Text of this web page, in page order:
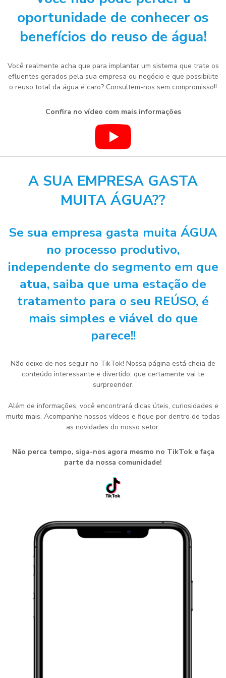
oportunidade de conhecer os
benefícios do reuso de água!
Você realmente acha que para implantar um sistema que trate os
efluentes gerados pela sua empresa ou negócio e que possibilite
o reuso total da água é caro? Consultem-nos sem compromisso!!
Confira no vídeo com mais informações
A SUA EMPRESA GASTA
MUITA ÁGUA??
Se sua empresa gasta muita ÁGUA
no processo produtivo,
independente do segmento em que
atua, saiba que uma estação de
tratamento para o seu REÚSO, é
mais simples e viável do que
parece!!
Não deixe de nos seguir no TikTok! Nossa página está cheia de
conteúdo interessante e divertido, que certamente vai te
surpreender.
Além de informações, você encontrará dicas úteis, curiosidades e
muito mais. Acompanhe nossos vídeos e fique por dentro de todas
as novidades do nosso setor.
Não perca tempo, siga-nos agora mesmo no TikTok e faça
parte da nossa comunidade!